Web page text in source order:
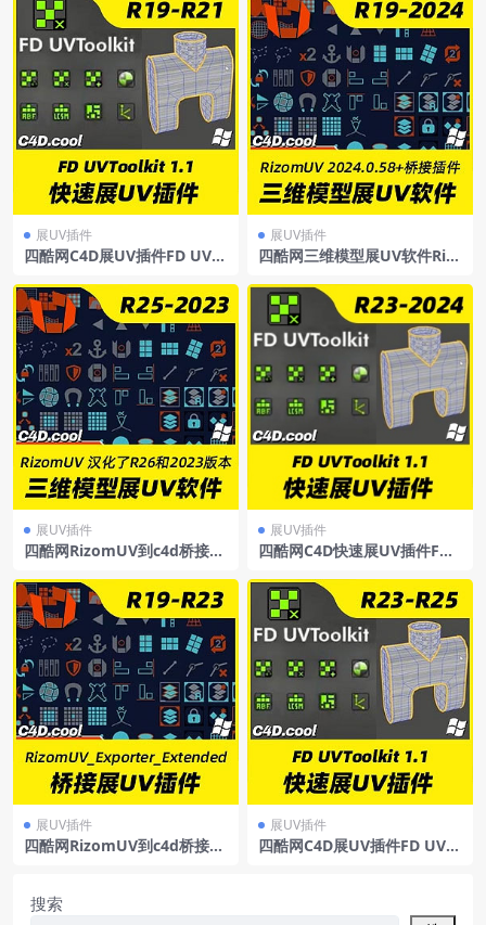
展UV插件
四酷网C4D展UV插件FD UVT
持R19-R21
展UV插件
四酷网三维模型展UV软件Riz
Win+C4D桥接插件
展UV插件
四酷网RizomUV到c4d桥接展
Extended支持R25/R26/2023
（汉化了26和2023版）
展UV插件
四酷网C4D快速展UV插件FD
024
展UV插件
四酷网RizomUV到c4d桥接展
展UV插件
四酷网C4D展UV插件FD UVT
搜索